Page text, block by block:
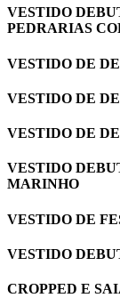
VESTIDO
PEDRARIAS
VESTIDO DE
VESTIDO DE
VESTIDO DE
VESTIDO
MARINHO
VESTIDO DE
VESTIDO
CROPPED E